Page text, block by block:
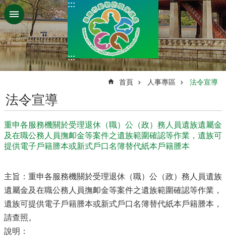
跳到主要內容區塊
:::
:::
首頁 人事專區 法令宣導
法令宣導
重申各服務機關於受理退休（職）公（政）務人員遺族遺屬金
及在職公務人員撫卹金等案件之遺族範圍確認等作業，遺族可
提供電子戶籍謄本或新式戶口名簿替代紙本戶籍謄本
主旨：重申各服務機關於受理退休（職）公（政）務人員遺族
遺屬金及在職公務人員撫卹金等案件之遺族範圍確認等作業，
遺族可提供電子戶籍謄本或新式戶口名簿替代紙本戶籍謄本，
請查照。
說明：